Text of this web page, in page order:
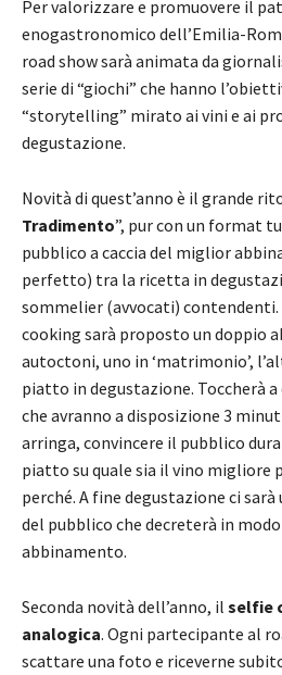
Per valorizzare e promuovere il
enogastronomico dell’Emilia-
road show sarà animata da
serie di “giochi” che hanno
“storytelling” mirato ai vini e ai
degustazione.
Novità di quest’anno è il grande
Tradimento”, pur con un format
pubblico a caccia del miglior
perfetto) tra la ricetta in
sommelier (avvocati)
cooking sarà proposto un doppio
autoctoni, uno in ‘matrimonio’,
piatto in degustazione. Toccherà
che avranno a disposizione 3
arringa, convincere il pubblico
piatto su quale sia il vino migliore
perché. A fine degustazione ci
del pubblico che decreterà in
abbinamento.
Seconda novità dell’anno, il selfie
analogica. Ogni partecipante al
scattare una foto e riceverne